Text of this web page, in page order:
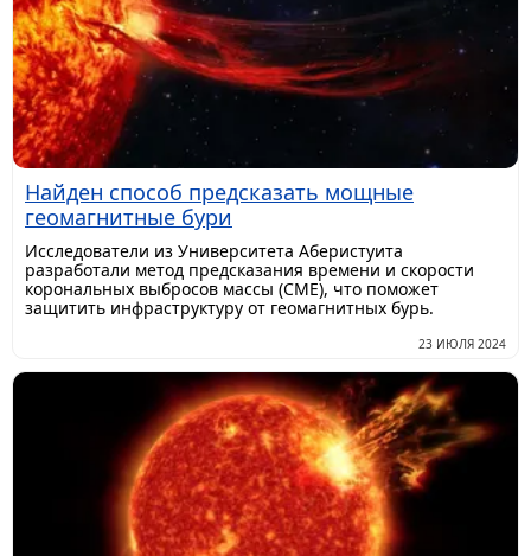
Найден способ предсказать мощные
геомагнитные бури
Исследователи из Университета Аберистуита
разработали метод предсказания времени и скорости
корональных выбросов массы (CME), что поможет
защитить инфраструктуру от геомагнитных бурь.
23 ИЮЛЯ 2024